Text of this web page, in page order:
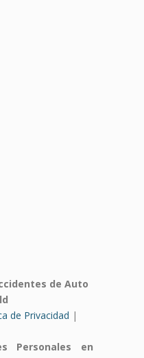
de Auto
de Privacidad |
Personales en